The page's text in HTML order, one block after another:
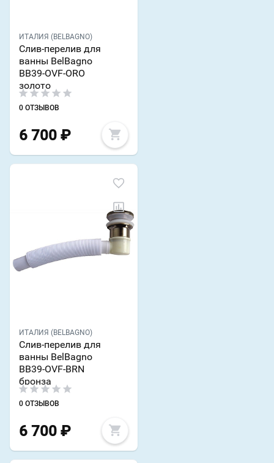
ИТАЛИЯ (BELBAGNO)
Слив-перелив для
ванны BelBagno
BB39-OVF-ORO
золото
0 ОТЗЫВОВ
6 700 ₽
ИТАЛИЯ (BELBAGNO)
Слив-перелив для
ванны BelBagno
BB39-OVF-BRN
бронза
0 ОТЗЫВОВ
6 700 ₽